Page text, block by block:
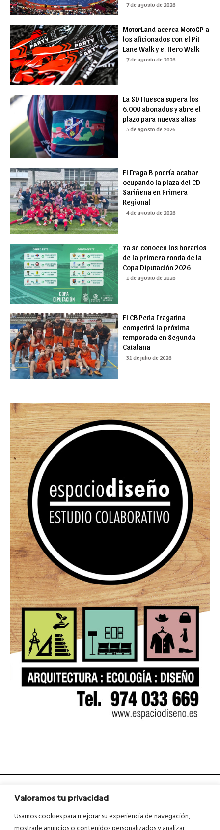
Valoramos tu privacidad
Usamos cookies para mejorar su experiencia de navegación,
7 de agosto de 2026
MotorLand acerca MotoGP a
los aficionados con el Pit
Lane Walk y el Hero Walk
7 de agosto de 2026
La SD Huesca supera los
6.000 abonados y abre el
plazo para nuevas altas
5 de agosto de 2026
El Fraga B podría acabar
ocupando la plaza del CD
Sariñena en Primera
Regional
4 de agosto de 2026
Ya se conocen los horarios
de la primera ronda de la
Copa Diputación 2026
1 de agosto de 2026
El CB Peña Fragatina
competirá la próxima
temporada en Segunda
Catalana
31 de julio de 2026